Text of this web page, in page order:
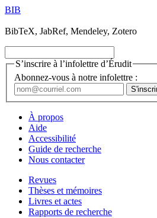
BIB
BibTeX, JabRef, Mendeley, Zotero
S’inscrire à l’infolettre d’Érudit
Abonnez-vous à notre infolettre :
À propos
Aide
Accessibilité
Guide de recherche
Nous contacter
Revues
Thèses et mémoires
Livres et actes
Rapports de recherche